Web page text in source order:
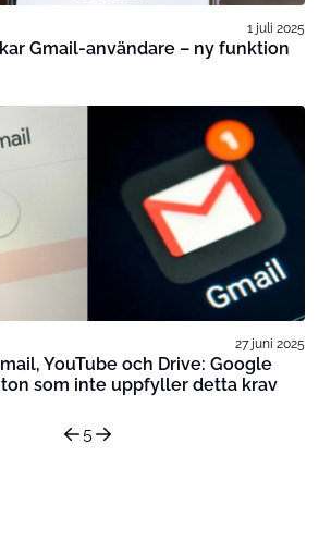
1 juli 2025
Gmail-användare – ny funktion
27 juni 2025
YouTube och Drive: Google
som inte uppfyller detta krav
5